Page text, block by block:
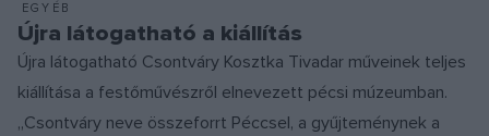
EGYÉB
Újra látogatható a kiállítás
Újra látogatható Csontváry Kosztka Tivadar műveinek teljes
kiállítása a festőművészről elnevezett pécsi múzeumban.
„Csontváry neve összeforrt Péccsel, a gyűjteménynek a